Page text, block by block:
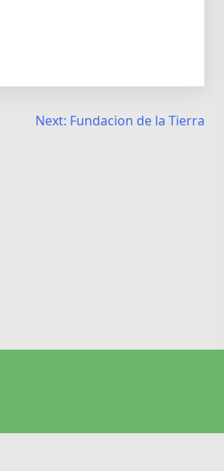
Next: Fundacion de la Tierra